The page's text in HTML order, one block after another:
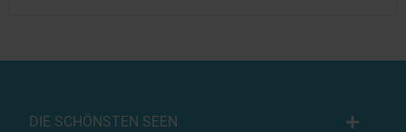
DIE SCHÖNSTEN SEEN